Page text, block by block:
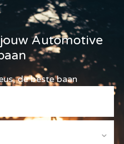
Automotive
de beste baan